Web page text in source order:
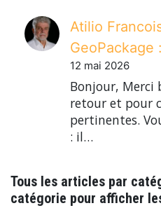
Atilio
GeoPackage
12 mai 2026
Bonjour, Merci
retour et pour
pertinentes.
: il…
Tous les articles par
catégorie pour afficher